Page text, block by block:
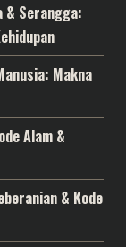
& Serangga:
Makna
Alam &
& Kode